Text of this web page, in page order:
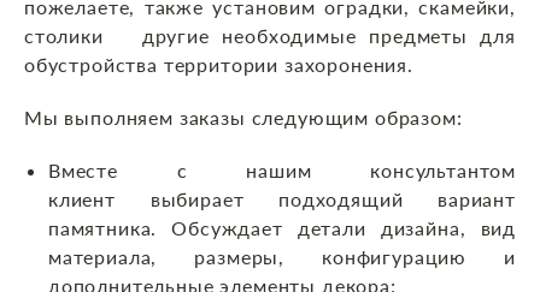
пожелаете, также установим оградки, скамейки,
столики другие необходимые предметы для
обустройства территории захоронения.
Мы выполняем заказы следующим образом:
Вместе с нашим консультантом
клиент выбирает подходящий вариант
памятника. Обсуждает детали дизайна, вид
материала, размеры, конфигурацию и
дополнительные элементы декора;